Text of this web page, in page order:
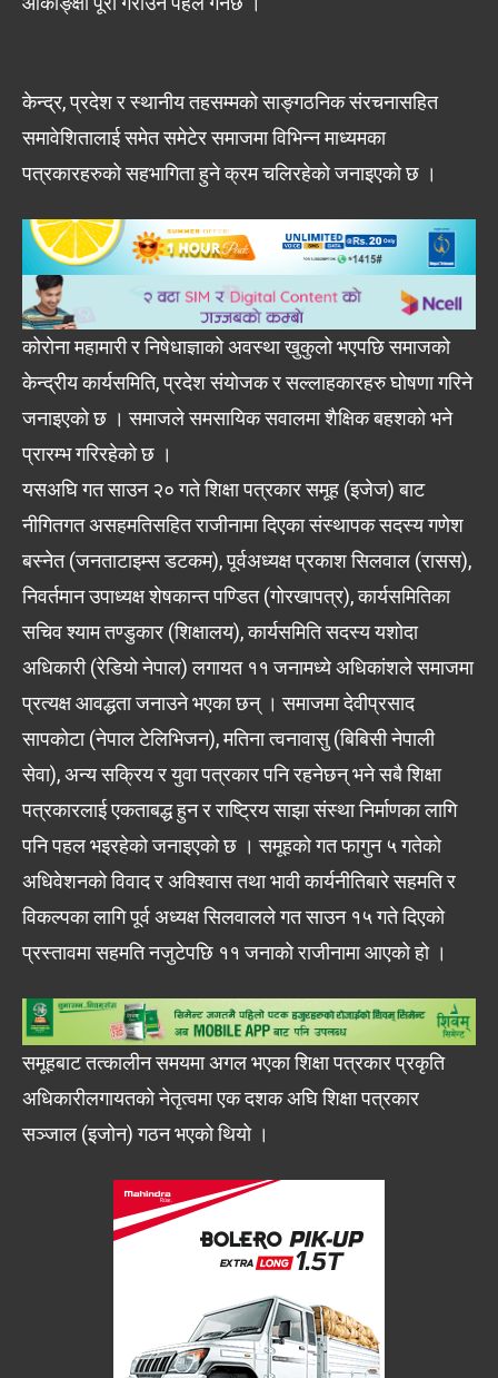
केन्द्र, प्रदेश र स्थानीय तहसम्मको साङ्गठनिक संरचनासहित
समावेशितालाई समेत समेटेर समाजमा विभिन्न माध्यमका
पत्रकारहरुको सहभागिता हुने क्रम चलिरहेको जनाइएको छ ।
कोरोना महामारी र निषेधाज्ञाको अवस्था खुकुलो भएपछि समाजको
केन्द्रीय कार्यसमिति, प्रदेश संयोजक र सल्लाहकारहरु घोषणा गरिने
जनाइएको छ । समाजले समसायिक सवालमा शैक्षिक बहशको भने
प्रारम्भ गरिरहेको छ ।
यसअघि गत साउन २० गते शिक्षा पत्रकार समूह (इजेज) बाट
नीगितगत असहमतिसहित राजीनामा दिएका संस्थापक सदस्य गणेश
बस्नेत (जनताटाइम्स डटकम), पूर्वअध्यक्ष प्रकाश सिलवाल (रासस),
निवर्तमान उपाध्यक्ष शेषकान्त पण्डित (गोरखापत्र), कार्यसमितिका
सचिव श्याम तण्डुकार (शिक्षालय), कार्यसमिति सदस्य यशोदा
अधिकारी (रेडियो नेपाल) लगायत ११ जनामध्ये अधिकांशले समाजमा
प्रत्यक्ष आवद्धता जनाउने भएका छन् । समाजमा देवीप्रसाद
सापकोटा (नेपाल टेलिभिजन), मतिना त्वनावासु (बिबिसी नेपाली
सेवा), अन्य सक्रिय र युवा पत्रकार पनि रहनेछन् भने सबै शिक्षा
पत्रकारलाई एकताबद्ध हुन र राष्ट्रिय साझा संस्था निर्माणका लागि
पनि पहल भइरहेको जनाइएको छ । समूहको गत फागुन ५ गतेको
अधिवेशनको विवाद र अविश्वास तथा भावी कार्यनीतिबारे सहमति र
विकल्पका लागि पूर्व अध्यक्ष सिलवालले गत साउन १५ गते दिएको
प्रस्तावमा सहमति नजुटेपछि ११ जनाको राजीनामा आएको हो ।
समूहबाट तत्कालीन समयमा अगल भएका शिक्षा पत्रकार प्रकृति
अधिकारीलगायतको नेतृत्वमा एक दशक अघि शिक्षा पत्रकार
सञ्जाल (इजोन) गठन भएको थियो ।